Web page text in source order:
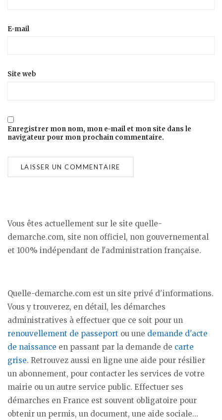
E-mail
Site web
Enregistrer mon nom, mon e-mail et mon site dans le
navigateur pour mon prochain commentaire.
Vous êtes actuellement sur le site quelle-
demarche.com, site non officiel, non gouvernemental
et 100% indépendant de l'administration française.
Quelle-demarche.com est un site privé d'informations.
Vous y trouverez, en détail, les démarches
administratives à effectuer que ce soit pour un
renouvellement de passeport ou une demande d'acte
de naissance en passant par la demande de carte
grise. Retrouvez aussi en ligne une aide pour résilier
un abonnement, pour contacter les services de votre
mairie ou un autre service public. Effectuer ses
démarches en France est souvent obligatoire pour
obtenir un permis, un document, une aide sociale...